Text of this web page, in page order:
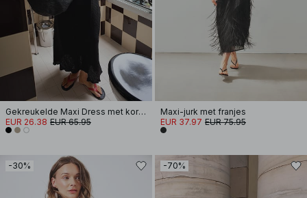
Gekreukelde Maxi Dress met korte mouwen
EUR 26.38 EUR 65.95
Maxi-jurk met franjes
EUR 37.97 EUR 75.95
-30% -70%